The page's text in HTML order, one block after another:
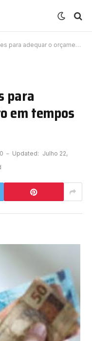
o orçamento em tempos de pandemia
para
em tempos
Updated: Julho 22,